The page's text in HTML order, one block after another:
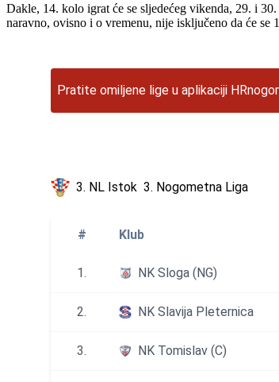
Dakle, 14. kolo igrat će se sljedećeg vikenda, 29. i
naravno, ovisno i o vremenu, nije isključeno da će se